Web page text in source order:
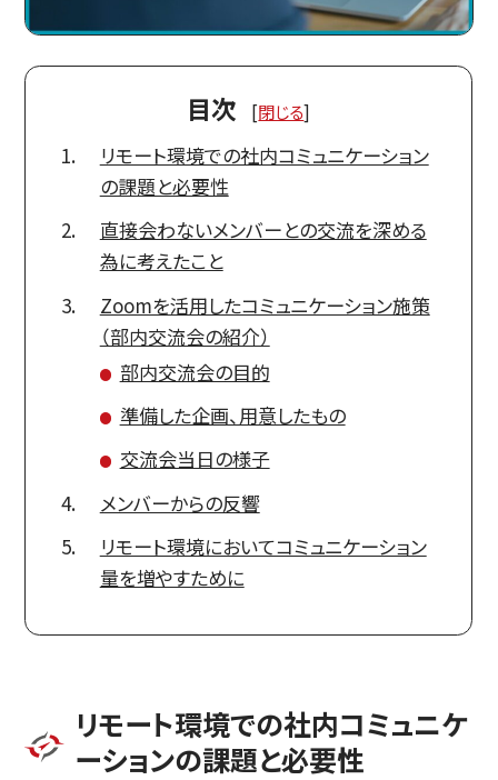
目次 [閉じる]
リモート環境での社内コミュニケーション
の課題と必要性
直接会わないメンバーとの交流を深める
為に考えたこと
Zoomを活用したコミュニケーション施策
（部内交流会の紹介）
部内交流会の目的
準備した企画、用意したもの
交流会当日の様子
メンバーからの反響
リモート環境においてコミュニケーション
量を増やすために
リモート環境での社内コミュニケ
ーションの課題と必要性